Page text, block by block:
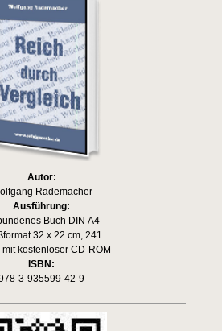
Autor:
Rademacher
Ausführung:
Buch DIN A4
32 x 22 cm, 241
mit kostenloser CD-ROM
ISBN:
3-935599-42-9